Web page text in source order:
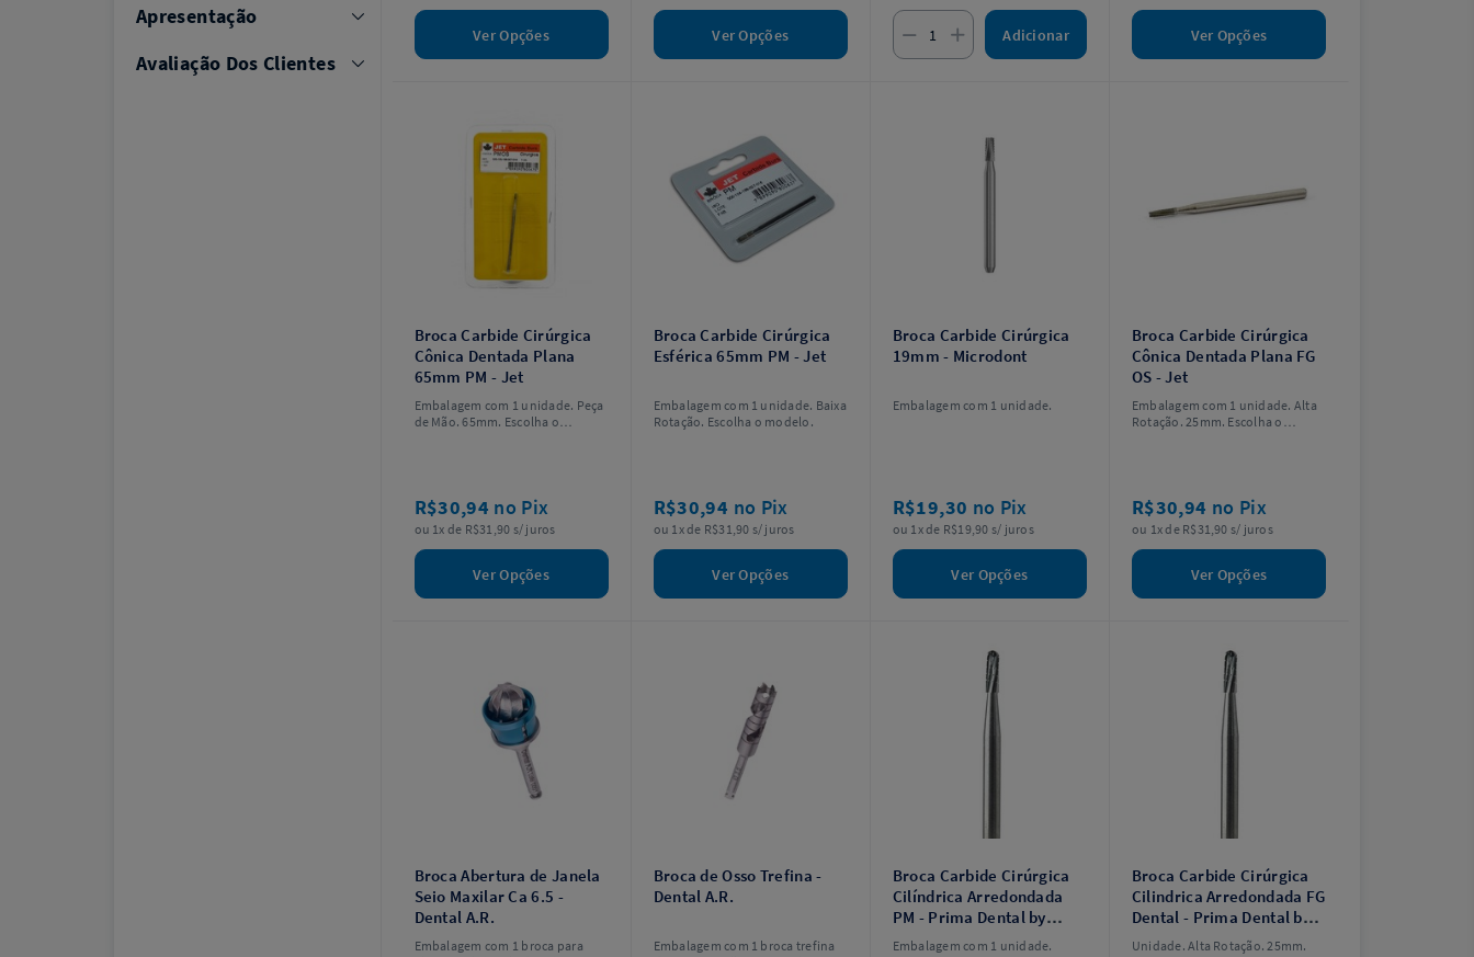
Ver Opções Ver Opções Adicionar Ver Opções
Broca Carbide Cirúrgica
Cônica Dentada Plana
65mm PM - Jet
Embalagem com 1 unidade. Peça
de Mão. 65mm. Escolha o
R$30,94 no Pix
ou 1x de R$31,90 s/ juros
Ver Opções
Broca Carbide Cirúrgica
Esférica 65mm PM - Jet
Embalagem com 1 unidade. Baixa
Rotação. Escolha o modelo.
R$30,94 no Pix
ou 1x de R$31,90 s/ juros
Ver Opções
Broca Carbide Cirúrgica
19mm - Microdont
Embalagem com 1 unidade.
R$19,30 no Pix
ou 1x de R$19,90 s/ juros
Ver Opções
Broca Carbide Cirúrgica
Cônica Dentada Plana FG
OS - Jet
Embalagem com 1 unidade. Alta
Rotação. 25mm. Escolha o
R$30,94 no Pix
ou 1x de R$31,90 s/ juros
Ver Opções
Broca Abertura de Janela
Seio Maxilar Ca 6.5 -
Dental A.R.
Embalagem com 1 broca para
Broca de Osso Trefina -
Dental A.R.
Embalagem com 1 broca trefina
Broca Carbide Cirúrgica
Cilíndrica Arredondada
PM - Prima Dental by
Angelus
Embalagem com 1 unidade.
Broca Carbide Cirúrgica
Cilindrica Arredondada FG
Dental - Prima Dental by
Angelus
Unidade. Alta Rotação. 25mm.
Apresentação
Avaliação Dos Clientes